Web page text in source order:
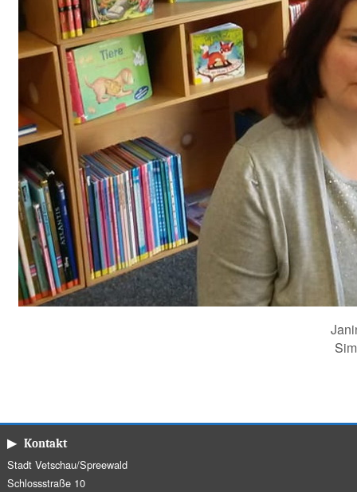
▶ Kontakt
Stadt Vetschau/Spreewald
Schlossstraße 10